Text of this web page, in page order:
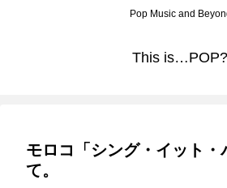
Pop Music and
This
モロコ「シング・イット・
て。